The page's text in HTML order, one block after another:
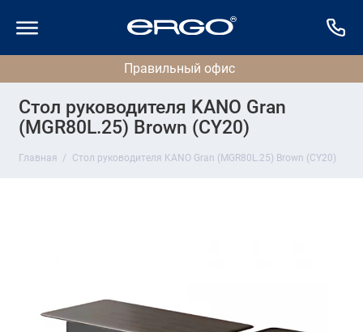
Стол руководителя KANO Gran
(MGR80L.25) Brown (CY20)
Главная Стол руководителя KANO Gran (MGR80L.25) Brown (CY20)